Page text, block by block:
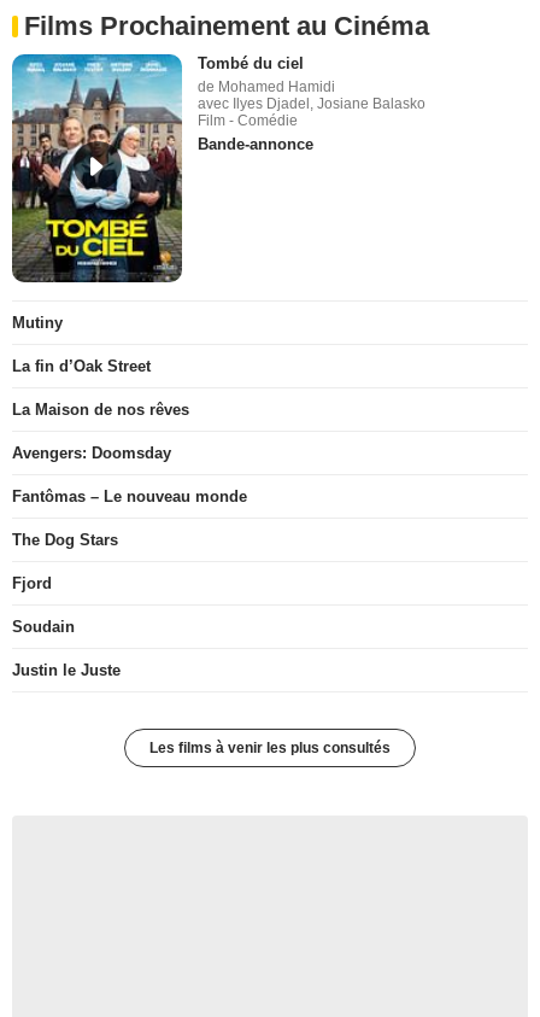
Films Prochainement au Cinéma
Tombé du ciel
de Mohamed Hamidi
avec Ilyes Djadel, Josiane Balasko
Film - Comédie
Bande-annonce
Mutiny
La fin d’Oak Street
La Maison de nos rêves
Avengers: Doomsday
Fantômas – Le nouveau monde
The Dog Stars
Fjord
Soudain
Justin le Juste
Les films à venir les plus consultés